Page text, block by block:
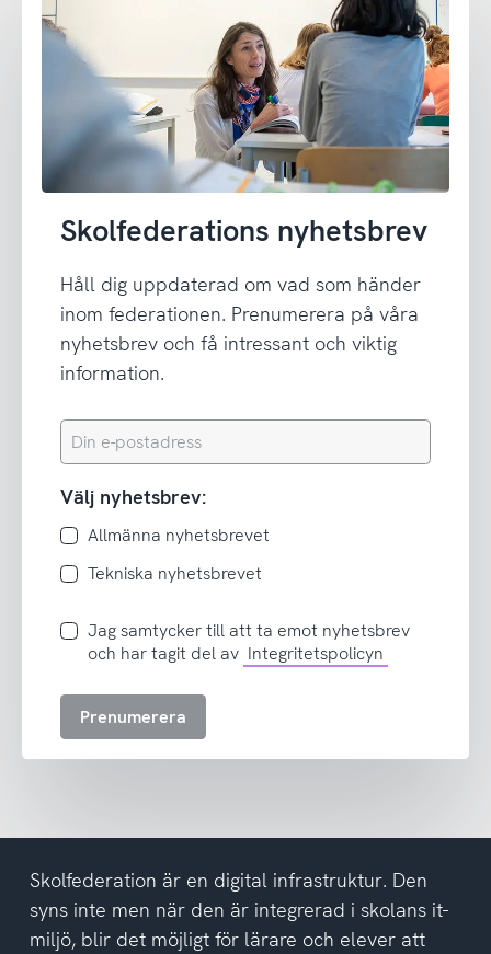
Skolfederations nyhetsbrev
Håll dig uppdaterad om vad som händer
inom federationen. Prenumerera på våra
nyhetsbrev och få intressant och viktig
information.
Din
e-
Välj nyhetsbrev:
Allmänna nyhetsbrevet
Tekniska nyhetsbrevet
Jag
samtycker
att
del
av
integritetspolicyn
Jag samtycker till att ta emot nyhetsbrev
och har tagit del av Integritetspolicyn
Prenumerera
Skolfederation är en digital infrastruktur. Den
syns inte men när den är integrerad i skolans it-
miljö, blir det möjligt för lärare och elever att